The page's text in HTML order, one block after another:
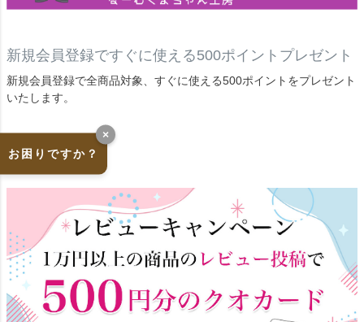
新規会員登録ですぐに使える500ポイントプレゼント
新規会員登録で全商品対象、すぐに使える500ポイントをプレゼント
いたします。
お困りですか？
×